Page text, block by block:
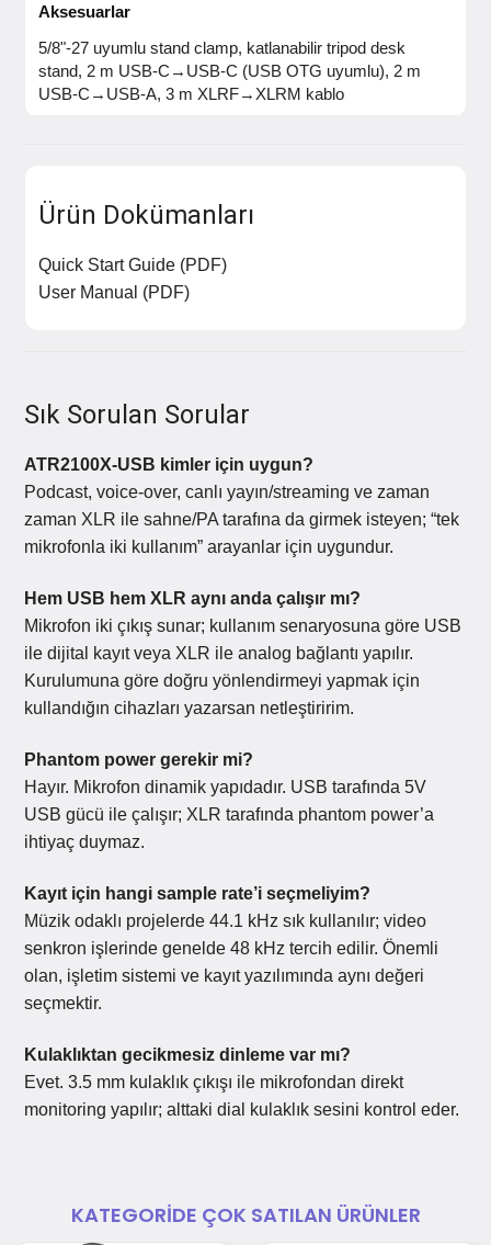
Aksesuarlar
5/8"-27 uyumlu stand clamp, katlanabilir tripod desk
stand, 2 m USB-C→USB-C (USB OTG uyumlu), 2 m
USB-C→USB-A, 3 m XLRF→XLRM kablo
Ürün Dokümanları
Quick Start Guide (PDF)
User Manual (PDF)
Sık Sorulan Sorular
ATR2100X-USB kimler için uygun?
Podcast, voice-over, canlı yayın/streaming ve zaman
zaman XLR ile sahne/PA tarafına da girmek isteyen; “tek
mikrofonla iki kullanım” arayanlar için uygundur.
Hem USB hem XLR aynı anda çalışır mı?
Mikrofon iki çıkış sunar; kullanım senaryosuna göre USB
ile dijital kayıt veya XLR ile analog bağlantı yapılır.
Kurulumuna göre doğru yönlendirmeyi yapmak için
kullandığın cihazları yazarsan netleştiririm.
Phantom power gerekir mi?
Hayır. Mikrofon dinamik yapıdadır. USB tarafında 5V
USB gücü ile çalışır; XLR tarafında phantom power’a
ihtiyaç duymaz.
Kayıt için hangi sample rate’i seçmeliyim?
Müzik odaklı projelerde 44.1 kHz sık kullanılır; video
senkron işlerinde genelde 48 kHz tercih edilir. Önemli
olan, işletim sistemi ve kayıt yazılımında aynı değeri
seçmektir.
Kulaklıktan gecikmesiz dinleme var mı?
Evet. 3.5 mm kulaklık çıkışı ile mikrofondan direkt
monitoring yapılır; alttaki dial kulaklık sesini kontrol eder.
KATEGORIDE ÇOK SATILAN ÜRÜNLER